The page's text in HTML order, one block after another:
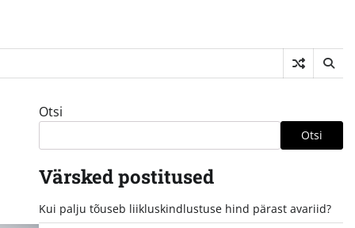
Otsi
Otsi
Värsked postitused
Kui palju tõuseb liikluskindlustuse hind pärast avariid?